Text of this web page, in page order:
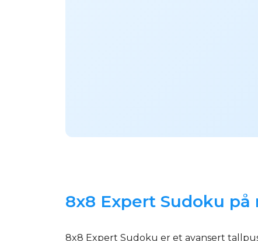
8x8 Expert Sudoku
8x8 Expert Sudoku er et avansert